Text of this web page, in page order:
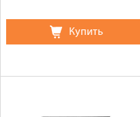
Купить